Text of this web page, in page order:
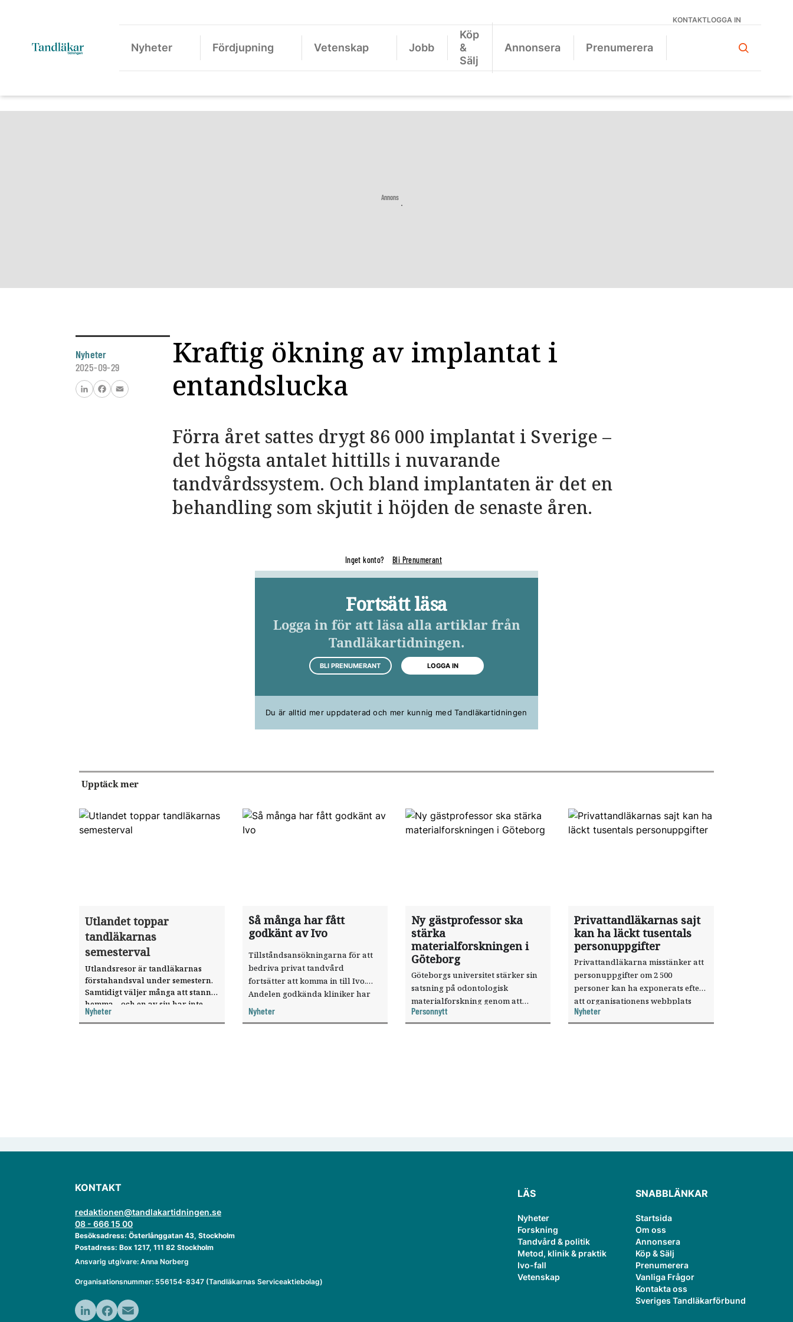
KONTAKTLOGGA IN
Nyheter Fördjupning Vetenskap Jobb
Köp
&
Sälj
Annonsera Prenumerera
Annons
Nyheter
2025-09-29
FacebookEmail
Kraftig ökning av implantat i
entandslucka
Förra året sattes drygt 86 000 implantat i Sverige –
det högsta antalet hittills i nuvarande
tandvårdssystem. Och bland implantaten är det en
behandling som skjutit i höjden de senaste åren.
Inget konto? Bli Prenumerant
Fortsätt läsa
Logga in för att läsa alla artiklar från
Tandläkartidningen.
BLI PRENUMERANT LOGGA IN
Du är alltid mer uppdaterad och mer kunnig med Tandläkartidningen
Upptäck mer
Utlandet toppar
tandläkarnas
semesterval
Utlandsresor är tandläkarnas
förstahandsval under semestern.
Samtidigt väljer många att stanna
hemma – och en av sju har inte
haft någon sommarledighet alls,
enligt "månadens fråga".
Nyheter
Så många har fått
godkänt av Ivo
Tillståndsansökningarna för att
bedriva privat tandvård
fortsätter att komma in till Ivo.
Andelen godkända kliniker har
ökat, visar nya siffror.
Nyheter
Ny gästprofessor ska
stärka
materialforskningen i
Göteborg
Göteborgs universitet stärker sin
satsning på odontologisk
materialforskning genom att
knyta forskaren Pekka Vallittu till
verksamheten som gästprofessor.
Personnytt
Privattandläkarnas sajt
kan ha läckt tusentals
personuppgifter
Privattandläkarna misstänker att
personuppgifter om 2 500
personer kan ha exponerats efter
att organisationens webbplats
utnyttjats genom en sårbarhet i ett
publiceringsverktyg.
Nyheter
KONTAKT
redaktionen@tandlakartidningen.se
08 - 666 15 00
Besöksadress: Österlånggatan 43, Stockholm
Postadress: Box 1217, 111 82 Stockholm
Ansvarig utgivare: Anna Norberg
Organisationsnummer: 556154-8347 (Tandläkarnas Serviceaktiebolag)
LÄS
Nyheter
Forskning
Tandvård & politik
Metod, klinik & praktik
Ivo-fall
Vetenskap
SNABBLÄNKAR
Startsida
Om oss
Annonsera
Köp & Sälj
Prenumerera
Vanliga Frågor
Kontakta oss
Sveriges Tandläkarförbund